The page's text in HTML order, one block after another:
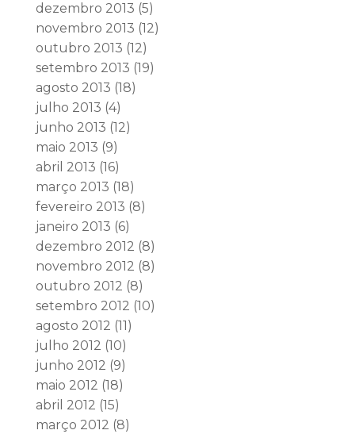
dezembro 2013 (5)
novembro 2013 (12)
outubro 2013 (12)
setembro 2013 (19)
agosto 2013 (18)
julho 2013 (4)
junho 2013 (12)
maio 2013 (9)
abril 2013 (16)
março 2013 (18)
fevereiro 2013 (8)
janeiro 2013 (6)
dezembro 2012 (8)
novembro 2012 (8)
outubro 2012 (8)
setembro 2012 (10)
agosto 2012 (11)
julho 2012 (10)
junho 2012 (9)
maio 2012 (18)
abril 2012 (15)
março 2012 (8)